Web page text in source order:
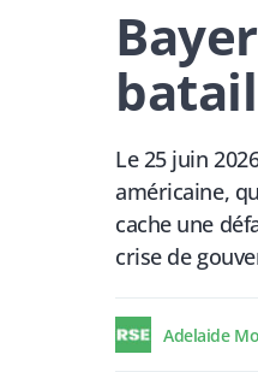
Le 25 juin
américaine,
cache une
crise de
Adelaide